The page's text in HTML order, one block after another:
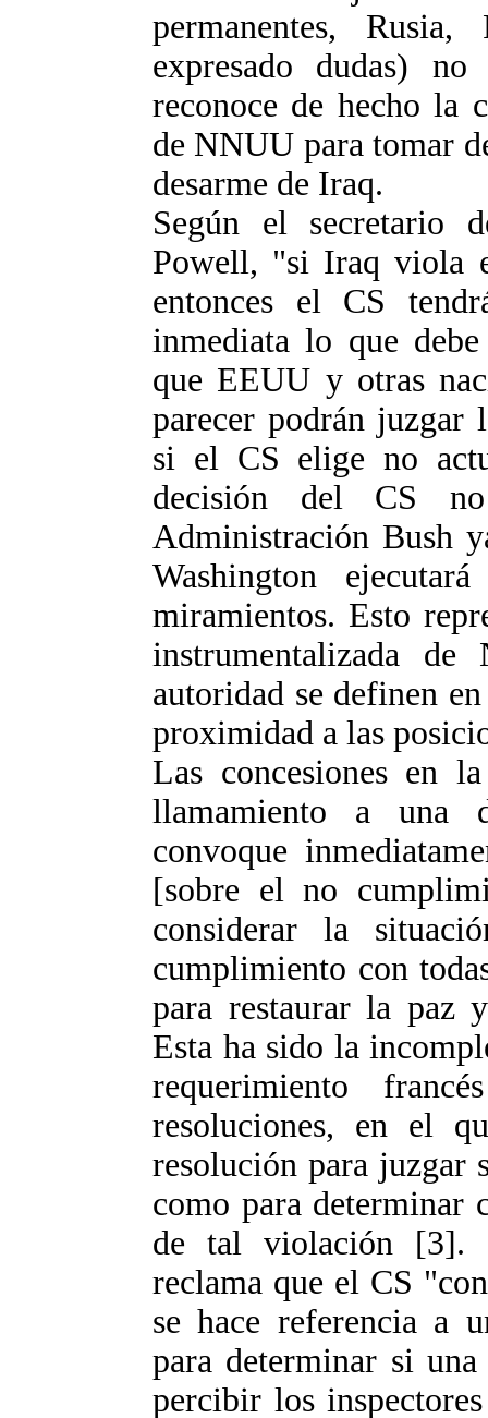
permanentes,
expresado dudas)
reconoce de hecho la
de NNUU para tomar
desarme de Iraq.
Según el secretario
Powell, "si Iraq viola
entonces el CS
inmediata lo que
que EEUU y otras
parecer podrán juzgar
si el CS elige no
decisión del CS
Administración Bush
Washington
miramientos. Esto
instrumentalizada
autoridad se definen
proximidad a las
Las concesiones en
llamamiento a una
convoque
[sobre el no
considerar la
cumplimiento con
para restaurar la paz
Esta ha sido la
requerimiento
resoluciones, en el
resolución para juzgar
como para determinar
de tal violación [3].
reclama que el CS
se hace referencia a
para determinar si
percibir los